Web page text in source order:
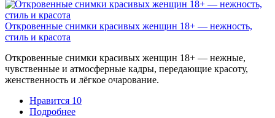
Откровенные снимки красивых женщин 18+ — нежность,
стиль и красота
Откровенные снимки красивых женщин 18+ — нежные,
чувственные и атмосферные кадры, передающие красоту,
женственность и лёгкое очарование.
Нравится 10
Подробнее